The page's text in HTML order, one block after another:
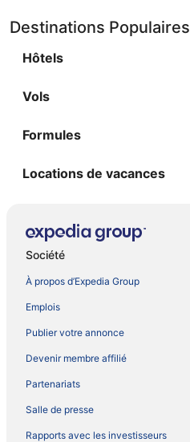
Destinations Populaires
Hôtels
Vols
Formules
Locations de vacances
Société
À propos d’Expedia Group
Emplois
Publier votre annonce
Devenir membre affilié
Partenariats
Salle de presse
Rapports avec les investisseurs